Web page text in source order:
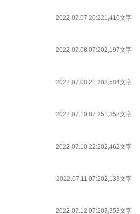
2022.07.07 20:221,410文字
2022.07.08 07:202,197文字
2022.07.08 21:202,584文字
2022.07.10 07:251,358文字
2022.07.10 22:202,462文字
2022.07.11 07:202,133文字
2022.07.12 07:203,353文字